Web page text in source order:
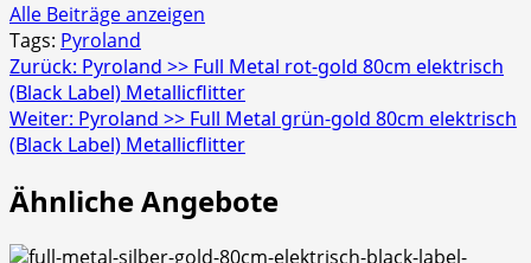
Alle Beiträge anzeigen
Tags: Pyroland
Beitragsnavigation
Zurück: Pyroland >> Full Metal rot-gold 80cm elektrisch
(Black Label) Metallicflitter
Weiter: Pyroland >> Full Metal grün-gold 80cm elektrisch
(Black Label) Metallicflitter
Ähnliche Angebote